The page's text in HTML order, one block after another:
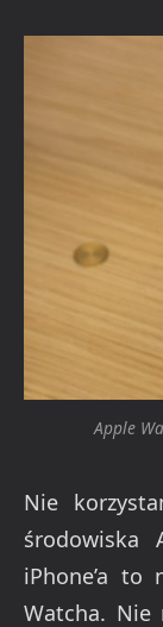
Apple
Nie
środowiska
iPhone’a to
Watcha.